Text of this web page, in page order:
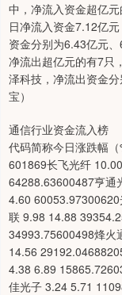
中，净流入资金超亿
日净流入资金7.12亿
资金分别为6.43亿元
净流出超亿元的有7只
泽科技，净流出资金
宝）
通信行业资金流入榜
代码简称今日涨跌幅
601869长飞光纤
64288.63600487亨通
4.60
联 9.98 14.88
34993.75600498烽火
14.56
4.38 6.89
佳光子 3.24 5.71